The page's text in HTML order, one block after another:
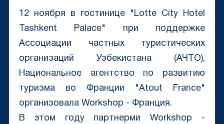
12 ноября в гостинице "Lotte City Hotel
Tashkent Palace" при поддержке
Ассоциации частных туристических
организаций Узбекистана (АЧТО),
Национальное агентство по развитию
туризма во Франции "Atout France"
организовала Workshop - Франция.
В этом году партнерми Workshop -